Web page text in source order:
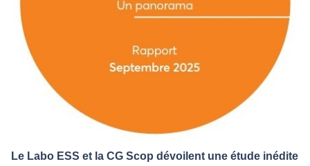
Le Labo ESS et la CG Scop dévoilent une étude inédite